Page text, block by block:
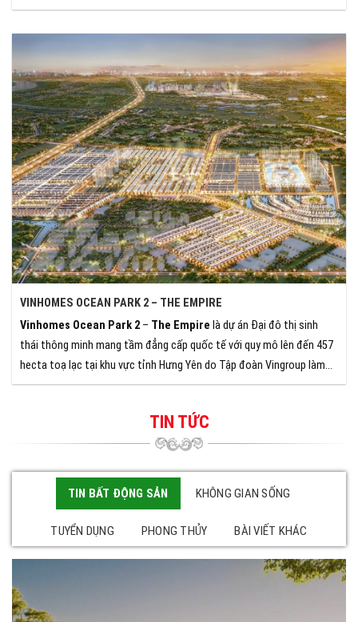
VINHOMES OCEAN PARK 2 – THE EMPIRE
Vinhomes Ocean Park 2 – The Empire là dự án Đại đô thị sinh
thái thông minh mang tầm đẳng cấp quốc tế với quy mô lên đến 457
hecta toạ lạc tại khu vực tỉnh Hưng Yên do Tập đoàn Vingroup làm
chủ đầu tư và phát triển.
TIN TỨC
TIN BẤT ĐỘNG SẢN KHÔNG GIAN SỐNG
TUYỂN DỤNG PHONG THỦY BÀI VIẾT KHÁC